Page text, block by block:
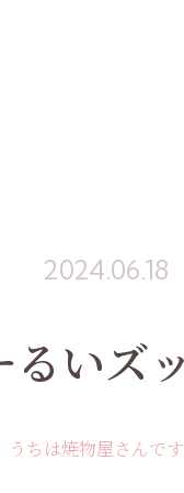
2024.06.18
るいズ
うちは焼物屋さんです